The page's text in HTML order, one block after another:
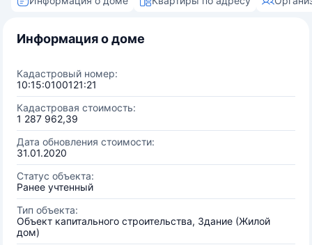
Информация о доме
Кадастровый номер:
10:15:0100121:21
Кадастровая стоимость:
1 287 962,39
Дата обновления стоимости:
31.01.2020
Статус объекта:
Ранее учтенный
Тип объекта:
Объект капитального строительства, Здание (Жилой
дом)